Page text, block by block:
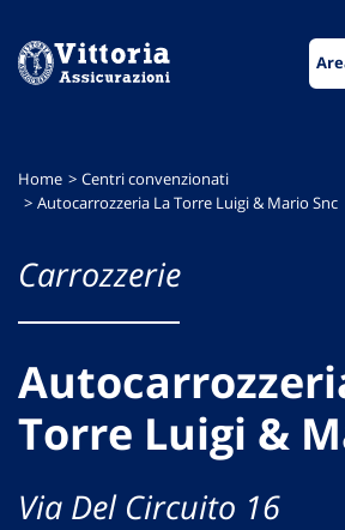
menu
contenuto
footer
Home
Centri convenzionati
Autocarrozzeria La Torre Luigi & Mario Snc
Carrozzerie
Torre Luigi &
Via Del Circuito 16